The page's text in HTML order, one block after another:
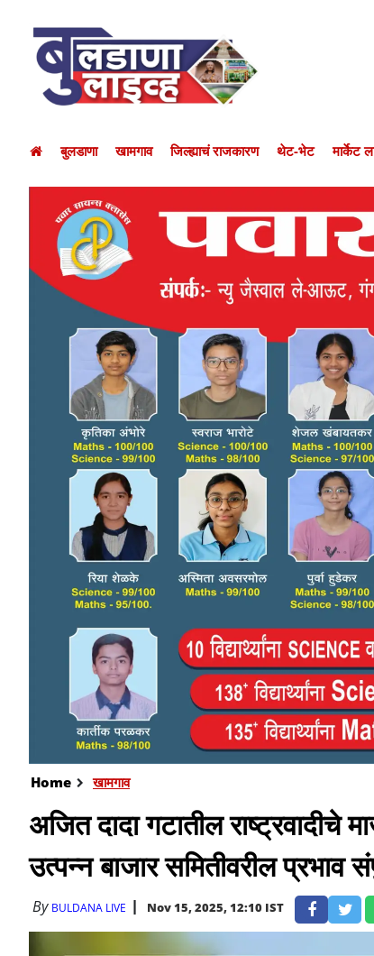
बुलडाणा खामगाव जिल्ह्याचं राजकारण थेट-भेट मार्केट
Home खामगाव
अजित दादा गटातील राष्ट्रवादीचे
उत्पन्न बाजार समितीवरील
By BULDANA LIVE Nov 15, 2025, 12:10 IST